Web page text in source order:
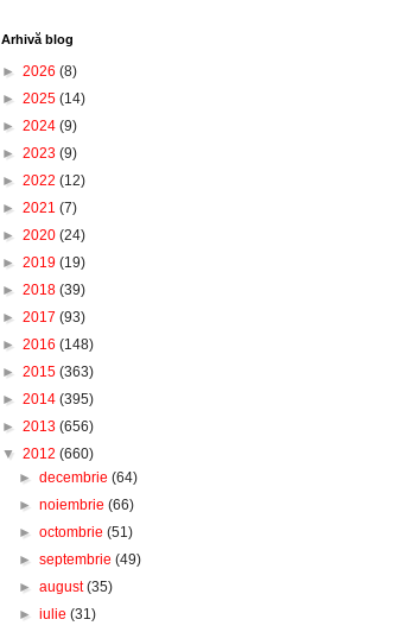
Arhivă blog
► 2026 (8)
► 2025 (14)
► 2024 (9)
► 2023 (9)
► 2022 (12)
► 2021 (7)
► 2020 (24)
► 2019 (19)
► 2018 (39)
► 2017 (93)
► 2016 (148)
► 2015 (363)
► 2014 (395)
► 2013 (656)
▼ 2012 (660)
►decembrie(64)
►noiembrie(66)
►octombrie(51)
►septembrie(49)
►august(35)
►iulie(31)